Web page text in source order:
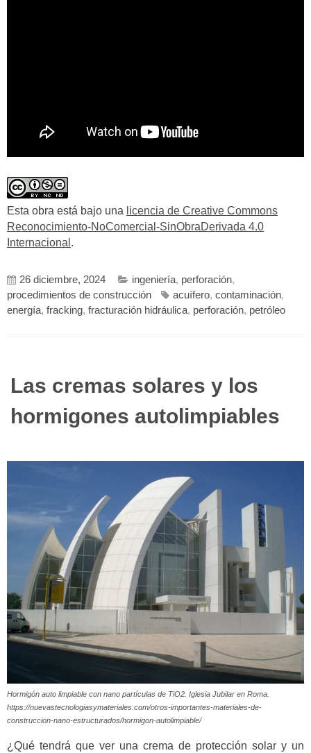
Esta obra está bajo una licencia de Creative Commons
Reconocimiento-NoComercial-SinObraDerivada 4.0
Internacional .
26 diciembre, 2024 ingeniería, perforación,
procedimientos de construcción
acuífero, contaminación,
energía, fracking, fracturación hidráulica, perforación, petróleo
Las cremas solares y los
hormigones autolimpiables
Hormigón auto limpiable con nano partículas de TiO2. Iglesia Jubilar en Roma.
https://nuevastecnologiasymateriales.com/otros-importantes-materiales-de-
construccion-nano-estructurados/hormigon-autolimpiable/
¿Qué tendrá que ver una crema de protección solar y un